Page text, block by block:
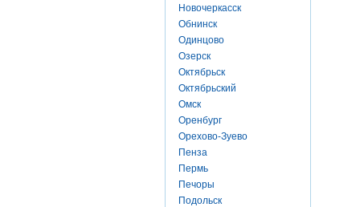
Новочеркасск
Обнинск
Одинцово
Озерск
Октябрьск
Октябрьский
Омск
Оренбург
Орехово-Зуево
Пенза
Пермь
Печоры
Подольск